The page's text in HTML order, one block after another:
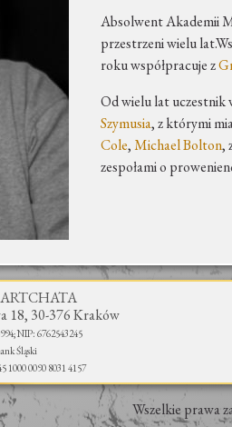
Absolwent Akademii
przestrzeni wielu
roku współpracuje z
Od wielu lat uczestnik
Szymusia, z którymi
Cole,Michael Bolton,
zespołami o
ARTCHATA
18, 30-376 Kraków
NIP: 6762543245
Śląski
1000 0090 8031 4157
Wszelkie prawa